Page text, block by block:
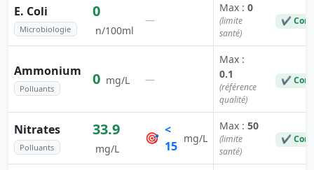
E. Coli
Microbiologie
0
n/100ml
—
Max : 0
(limite
santé)
✔
Ammonium
Polluants
0 mg/L —
Max :
0.1
(référence
qualité)
✔
Nitrates
Polluants
33.9
mg/L
🎯
<
15
mg/L
Max : 50
(limite
santé)
✔